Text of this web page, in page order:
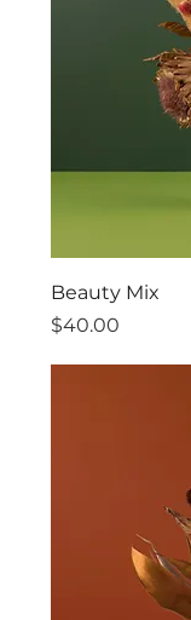
Beauty Mix
價格
$40.00